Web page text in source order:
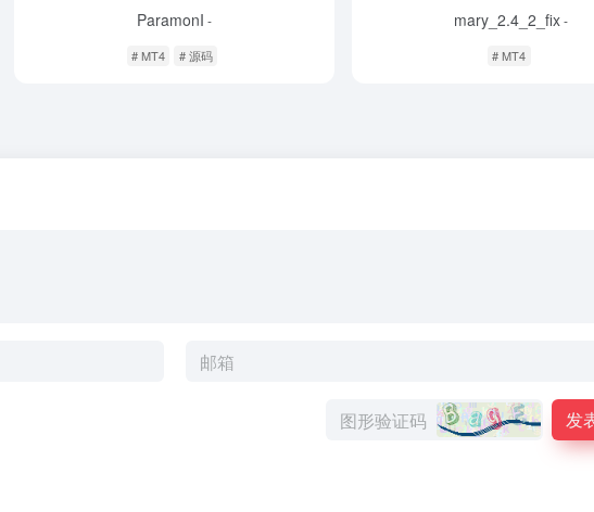
ParamonI -
# MT4 # 源码
mary_2.4_2_fix-
# MT4
发